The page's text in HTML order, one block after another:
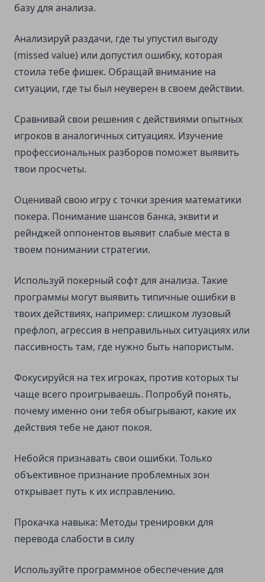
базу для анализа.
Анализируй раздачи, где ты упустил выгоду
(missed value) или допустил ошибку, которая
стоила тебе фишек. Обращай внимание на
ситуации, где ты был неуверен в своем действии.
Сравнивай свои решения с действиями опытных
игроков в аналогичных ситуациях. Изучение
профессиональных разборов поможет выявить
твои просчеты.
Оценивай свою игру с точки зрения математики
покера. Понимание шансов банка, эквити и
рейнджей оппонентов выявит слабые места в
твоем понимании стратегии.
Используй покерный софт для анализа. Такие
программы могут выявить типичные ошибки в
твоих действиях, например: слишком лузовый
префлоп, агрессия в неправильных ситуациях или
пассивность там, где нужно быть напористым.
Фокусируйся на тех игроках, против которых ты
чаще всего проигрываешь. Попробуй понять,
почему именно они тебя обыгрывают, какие их
действия тебе не дают покоя.
Небойся признавать свои ошибки. Только
объективное признание проблемных зон
открывает путь к их исправлению.
Прокачка навыка: Методы тренировки для
перевода слабости в силу
Используйте программное обеспечение для